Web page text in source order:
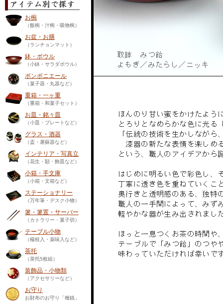
お椀
（飯椀・汁椀・吸物椀）
お盆・お膳
（ランチョンマット）
鉢・ボウル
（小鉢・サラダボウル）
ボンボニエール
（菓子器・丸器など）
重箱・一ヶ重
（重箱・和菓子セット）
お皿・銘々皿
（小皿・プレートなど）
グラス・酒器
（盃・屠蘇器など）
インテリア・写真立
（花生・額・飾皿など）
小箱・手文庫
（小箱・文箱など）
ステーショナリー
（万年筆・デスク小物）
箸・箸置・サーバー
（カトラリー・菓子切）
テーブル小物
（楊枝入・薬味入など）
茶托
（茶托5枚組）
装飾品・小物類
（アクセサリーなど）
お守り
お財布のお守り「種銭」